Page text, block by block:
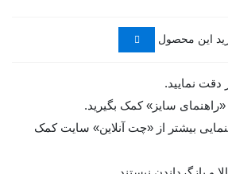
این محصول
دقت نمایید.
«راهنمای سایز» کمک بگیرید.
بیشتر از «چت آنلاین» سایت کمک